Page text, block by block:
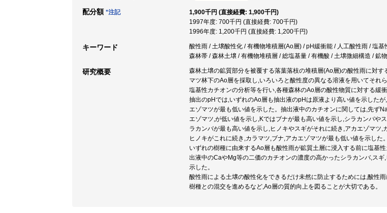
配分額 *注記
1,900千円 (直接経費: 1,900千円)
1997年度: 700千円 (直接経費: 700千円)
1996年度: 1,200千円 (直接経費: 1,200千円)
キーワード
酸性雨 / 土壌酸性化 / 有機物堆積層(Ao層) / pH緩衝能 / 人工酸性雨 / 塩
森林帯 / 森林土壌 / 有機物堆積層 / 総塩基量 / 有機酸 / 土壌微細構造 / 鉱
研究概要
森林土壌の鉱質部分を被覆する落葉落枝の堆積層(Ao層)の酸性雨に対
マツ林下のAo層を採取し,いろいろと酸性度の異なる溶液を用いてそ
塩基性カチオンの分析等を行い,各種森林のAo層の酸性物質に対する緩
抽出のpHでは,いずれのAo層も抽出液のpHは原液より高い値を示した
エゾマツが最も低い値を示した。抽出液中のカチオンに関しては,先ず
エゾマツ,が低い値を示し,Kではブナが最も高い値を示し,シラカンバや
ラカンバが最も高い値を示し,ヒノキやスギがそれに続き,アカエゾマ
ヒノキがこれに続き,カラマツ,ブナ,アカエゾマツが最も低い値を示した。
いずれの樹種に由来するAo層も酸性雨が鉱質土層に浸入する前に塩基
出液中のCaやMg等の二価のカチオンの濃度の高かったシラカンバ,ス
示した。
酸性雨による土壌の酸性化をできるだけ未然に防止するためには,酸性
樹種との混交を進めるなど,Ao層の質的向上を図ることが大切である。